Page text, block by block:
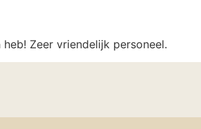
Zeer vriendelijk personeel.